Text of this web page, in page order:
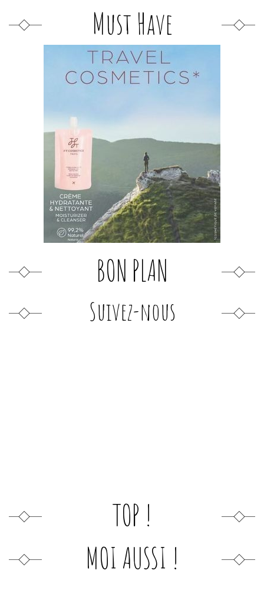
Must Have
BON PLAN
Suivez-nous
TOP !
MOI AUSSI !